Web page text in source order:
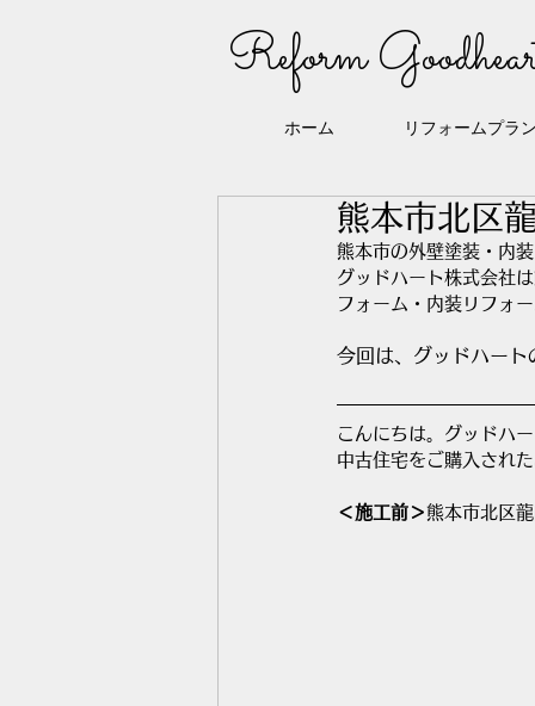
Reform
ホーム リフォームプラン
熊本市北区
熊本市の外壁塗装・内
グッドハート株式会社
フォーム・内装リフォ
今回は、グッドハート
こんにちは。グッドハー
中古住宅をご購入され
＜施工前＞熊本市北区